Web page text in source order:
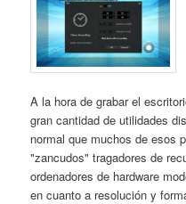
A la hora de grabar el
gran cantidad de utilidades
normal que muchos de esos
"zancudos" tragadores de
ordenadores de hardware
en cuanto a resolución y